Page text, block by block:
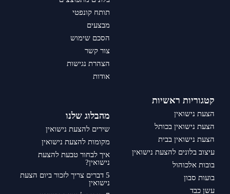
תותח קונפטי
מבצעים
הסכם שימוש
צור קשר
הצהרת נגישות
אודות
קטגוריות ראשיות
הצעת נישואין
הצעת נישואין בכותל
הצעת נישואין בבית
עיצוב בלונים להצעת נישואין
בובות אלכוהול
בועות סבון
עשן כבד
מהבלוג שלנו
שירים להצעת נישואין
מקומות להצעת נישואין
איך לבחור טבעת להצעת
נישואין?
5 דברים צריך לזכור ביום הצעת
נישואין